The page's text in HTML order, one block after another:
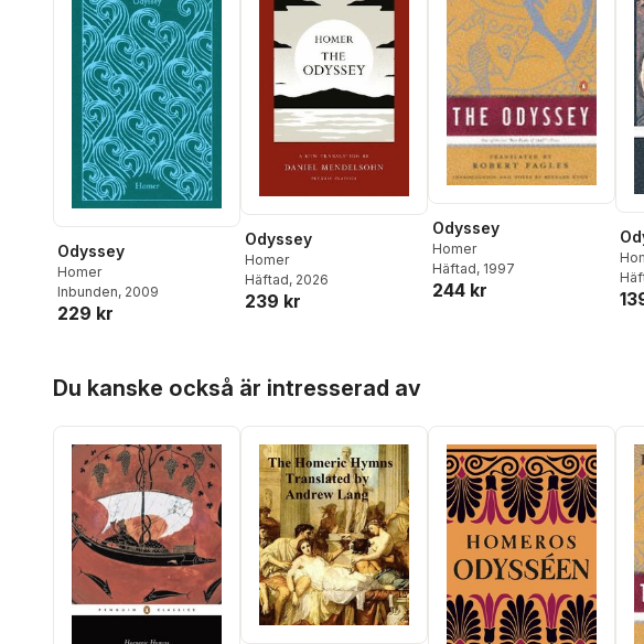
Odyssey
Homer
Inbunden, 2009
229 kr
Odyssey
Homer
Häftad, 2026
239 kr
Odyssey
Homer
Häftad, 1997
244 kr
Du kanske också är intresserad av